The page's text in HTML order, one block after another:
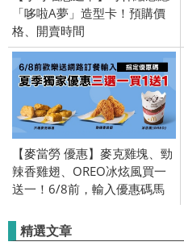
「哆啦A夢」造型卡！預購價
格、開賣時間
【麥當勞 優惠】麥克雞塊、勁
辣香雞翅、OREO冰炫風買一
送一！6/8前，輸入優惠碼馬
精選文章